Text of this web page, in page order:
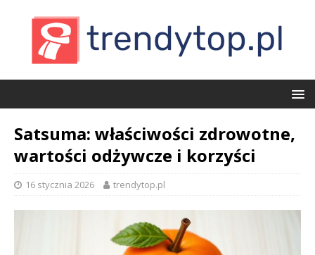
Satsuma: właściwości zdrowotne,
wartości odżywcze i korzyści
16 stycznia 2026 trendytop.pl